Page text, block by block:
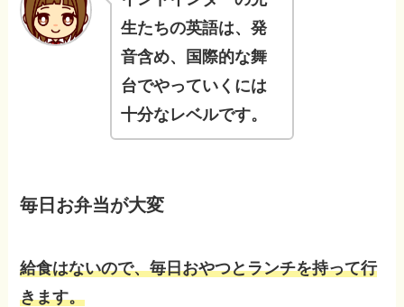
生たちの英語は、発
音含め、国際的な舞
台でやっていくには
十分なレベルです。
毎日お弁当が大変
給食はないので、毎日おやつとランチを持って行
きます。